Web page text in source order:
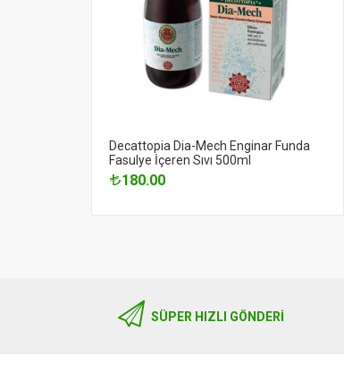
Decattopia Dia-Mech Enginar Funda
Fasulye İçeren Sıvı 500ml
180.00
SÜPER HIZLI GÖNDERI